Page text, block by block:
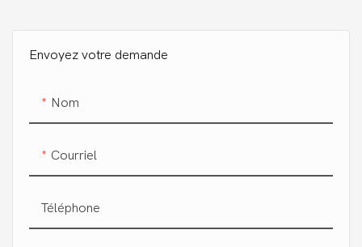
Envoyez votre demande
Nom
Courriel
Téléphone